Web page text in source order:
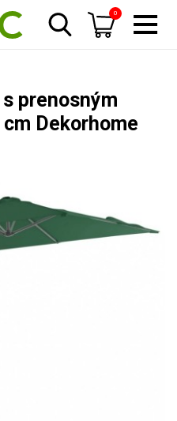
0
prenosným
Dekorhome